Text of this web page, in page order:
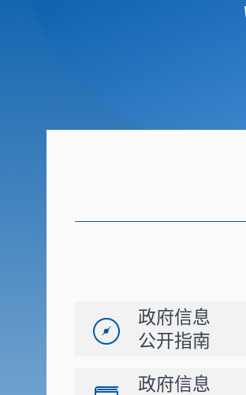
政府信息
公开指南
政府信息